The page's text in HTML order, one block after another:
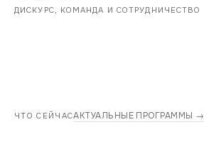
ДИСКУРС, КОМАНДА И СОТРУДНИЧЕСТВО
ЧТО СЕЙЧАСАКТУАЛЬНЫЕ ПРОГРАММЫ →